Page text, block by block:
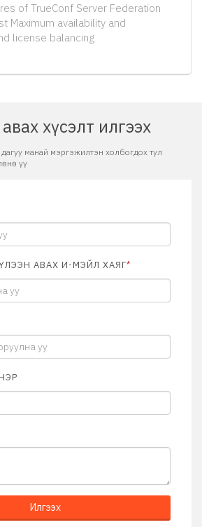
of TrueConf Server Federation
Maximum availability and
license balancing
хүсэлт илгээх
манай мэргэжилтэн холбогдох тул
үү
АВАХ И-МЭЙЛ ХАЯГ*
Илгээх